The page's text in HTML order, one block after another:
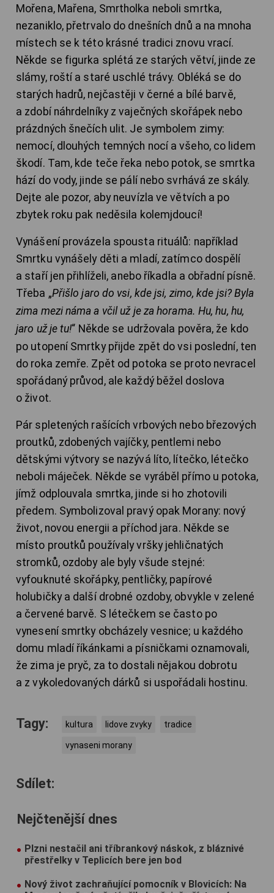
Mořena, Mařena, Smrtholka neboli smrtka,
nezaniklo, přetrvalo do dnešních dnů a na mnoha
místech se k této krásné tradici znovu vrací.
Někde se figurka splétá ze starých větví, jinde ze
slámy, roští a staré uschlé trávy. Obléká se do
starých hadrů, nejčastěji v černé a bílé barvě,
a zdobí náhrdelníky z vaječných skořápek nebo
prázdných šnečích ulit. Je symbolem zimy:
nemocí, dlouhých temných nocí a všeho, co lidem
škodí. Tam, kde teče řeka nebo potok, se smrtka
hází do vody, jinde se pálí nebo svrhává ze skály.
Dejte ale pozor, aby neuvízla ve větvích a po
zbytek roku pak neděsila kolemjdoucí!
Vynášení provázela spousta rituálů: například
Smrtku vynášely děti a mladí, zatímco dospělí
a staří jen přihlíželi, anebo říkadla a obřadní písně.
Třeba „Přišlo jaro do vsi, kde jsi, zimo, kde jsi? Byla
zima mezi náma a včil už je za horama. Hu, hu, hu,
jaro už je tu!“ Někde se udržovala pověra, že kdo
po utopení Smrtky přijde zpět do vsi poslední, ten
do roka zemře. Zpět od potoka se proto nevracel
spořádaný průvod, ale každý běžel doslova
o život.
Pár spletených rašících vrbových nebo březových
proutků, zdobených vajíčky, pentlemi nebo
dětskými výtvory se nazývá líto, lítečko, létečko
neboli máječek. Někde se vyráběl přímo u potoka,
jímž odplouvala smrtka, jinde si ho zhotovili
předem. Symbolizoval pravý opak Morany: nový
život, novou energii a příchod jara. Někde se
místo proutků používaly vršky jehličnatých
stromků, ozdoby ale byly všude stejné:
vyfouknuté skořápky, pentličky, papírové
holubičky a další drobné ozdoby, obvykle v zelené
a červené barvě. S létečkem se často po
vynesení smrtky obcházely vesnice; u každého
domu mladí říkánkami a písničkami oznamovali,
že zima je pryč, za to dostali nějakou dobrotu
a z vykoledovaných dárků si uspořádali hostinu.
Tagy: kultura lidove zvyky tradice
vynaseni morany
Sdílet:
Nejčtenější dnes
Plzni nestačil ani tříbrankový náskok, z bláznivé
přestřelky v Teplicích bere jen bod
Nový život zachraňující pomocník v Blovicích: Na